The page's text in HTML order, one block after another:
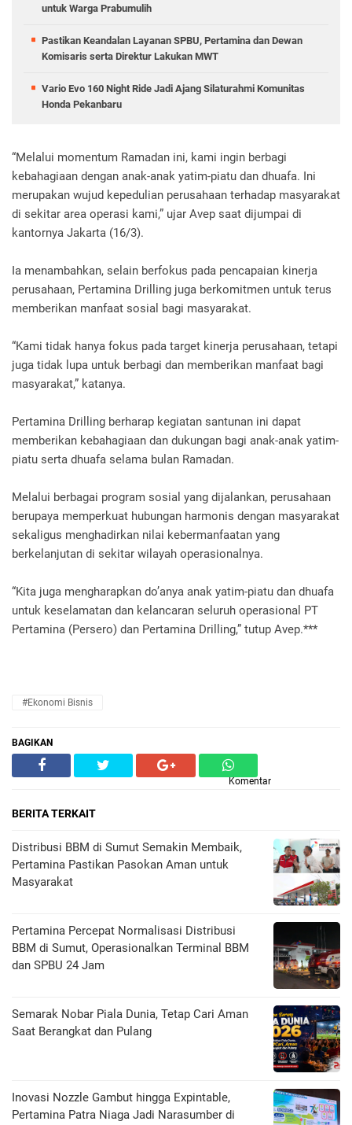
untuk Warga Prabumulih
Pastikan Keandalan Layanan SPBU, Pertamina dan Dewan
Komisaris serta Direktur Lakukan MWT
Vario Evo 160 Night Ride Jadi Ajang Silaturahmi Komunitas
Honda Pekanbaru
“Melalui momentum Ramadan ini, kami ingin berbagi
kebahagiaan dengan anak-anak yatim-piatu dan dhuafa. Ini
merupakan wujud kepedulian perusahaan terhadap masyarakat
di sekitar area operasi kami,” ujar Avep saat dijumpai di
kantornya Jakarta (16/3).
Ia menambahkan, selain berfokus pada pencapaian kinerja
perusahaan, Pertamina Drilling juga berkomitmen untuk terus
memberikan manfaat sosial bagi masyarakat.
“Kami tidak hanya fokus pada target kinerja perusahaan, tetapi
juga tidak lupa untuk berbagi dan memberikan manfaat bagi
masyarakat,” katanya.
Pertamina Drilling berharap kegiatan santunan ini dapat
memberikan kebahagiaan dan dukungan bagi anak-anak yatim-
piatu serta dhuafa selama bulan Ramadan.
Melalui berbagai program sosial yang dijalankan, perusahaan
berupaya memperkuat hubungan harmonis dengan masyarakat
sekaligus menghadirkan nilai kebermanfaatan yang
berkelanjutan di sekitar wilayah operasionalnya.
“Kita juga mengharapkan do’anya anak yatim-piatu dan dhuafa
untuk keselamatan dan kelancaran seluruh operasional PT
Pertamina (Persero) dan Pertamina Drilling,” tutup Avep.***
#Ekonomi Bisnis
BAGIKAN
Komentar
BERITA TERKAIT
Distribusi BBM di Sumut Semakin Membaik,
Pertamina Pastikan Pasokan Aman untuk
Masyarakat
Pertamina Percepat Normalisasi Distribusi
BBM di Sumut, Operasionalkan Terminal BBM
dan SPBU 24 Jam
Semarak Nobar Piala Dunia, Tetap Cari Aman
Saat Berangkat dan Pulang
Inovasi Nozzle Gambut hingga Expintable,
Pertamina Patra Niaga Jadi Narasumber di